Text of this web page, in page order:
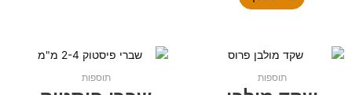
תוספות תוספות